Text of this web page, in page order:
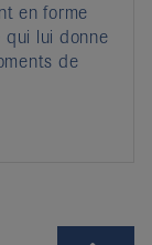
en forme
lui donne
de